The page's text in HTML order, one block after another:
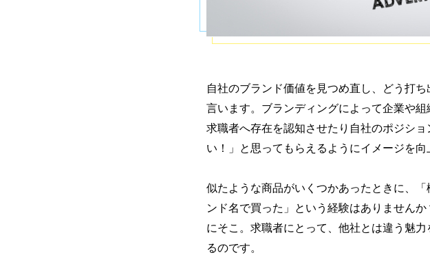
自社のブランド価値を見つめ直し、どう打
言います。ブランディングによって企業や
求職者へ存在を認知させたり自社のポジシ
い！」と思ってもらえるようにイメージを向
似たような商品がいくつかあったときに、
ンド名で買った」という経験はありません
にそこ。求職者にとって、他社とは違う魅
るのです。